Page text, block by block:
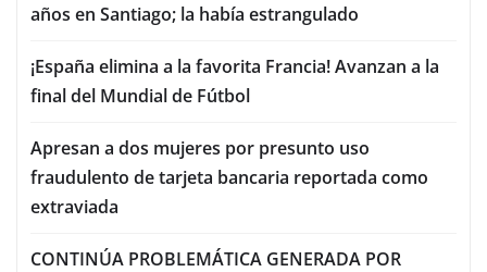
años en Santiago; la había estrangulado
¡España elimina a la favorita Francia! Avanzan a la
final del Mundial de Fútbol
Apresan a dos mujeres por presunto uso
fraudulento de tarjeta bancaria reportada como
extraviada
CONTINÚA PROBLEMÁTICA GENERADA POR